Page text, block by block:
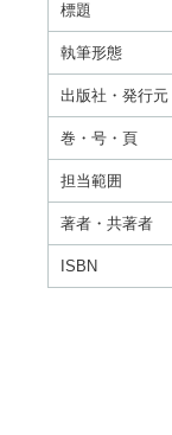
標題
執筆形態
出版社・発行元
巻・号・頁
担当範囲
著者・共著者
ISBN